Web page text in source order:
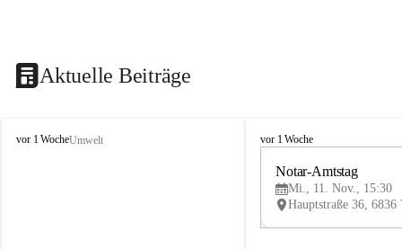
Aktuelle Beiträge
V
vor 1 WocheUmwelt
V
vor 1 Woche
Notar-Amtstag
Mi., 11. Nov., 15:30